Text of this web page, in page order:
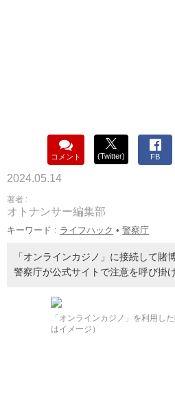
コメント (Twitter) FB
2024.05.14
著者 :
オトナンサー編集部
キーワード : ライフハック • 警察庁
「オンラインカジノ」に接続して賭
警察庁が公式サイトで注意を呼び掛
「オンラインカジノ」を利用し
はイメージ）